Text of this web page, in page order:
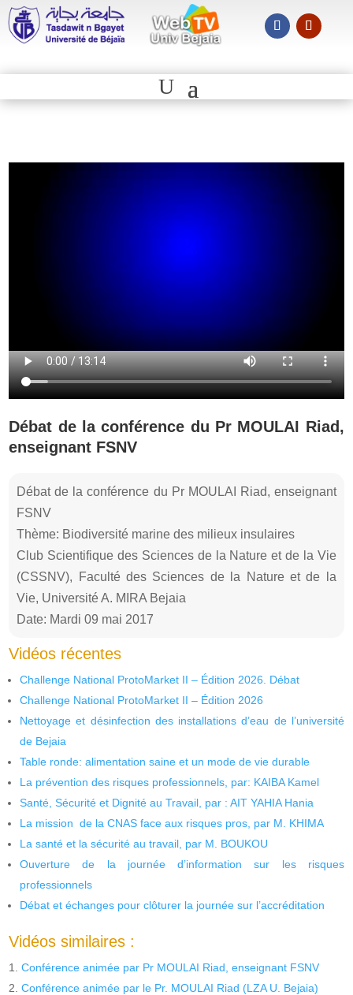
Débat de la conférence du Pr MOULAI Riad,
enseignant FSNV
Débat de la conférence du Pr MOULAI Riad, enseignant
FSNV
Thème: Biodiversité marine des milieux insulaires
Club Scientifique des Sciences de la Nature et de la Vie
(CSSNV), Faculté des Sciences de la Nature et de la
Vie, Université A. MIRA Bejaia
Date: Mardi 09 mai 2017
Vidéos récentes
Challenge National ProtoMarket II – Édition 2026. Débat
Challenge National ProtoMarket II – Édition 2026
Nettoyage et désinfection des installations d’eau de l’université
de Bejaia
Table ronde: alimentation saine et un mode de vie durable
La prévention des risques professionnels, par: KAIBA Kamel
Santé, Sécurité et Dignité au Travail, par : AIT YAHIA Hania
La mission de la CNAS face aux risques pros, par M. KHIMA
La santé et la sécurité au travail, par M. BOUKOU
Ouverture de la journée d’information sur les risques
professionnels
Débat et échanges pour clôturer la journée sur l’accréditation
Vidéos similaires :
Conférence animée par Pr MOULAI Riad, enseignant FSNV
Conférence animée par le Pr. MOULAI Riad (LZA U. Bejaia)